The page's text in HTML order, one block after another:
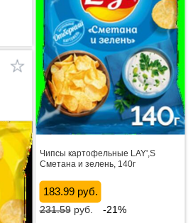
Чипсы картофельные LAY',S
Сметана и зелень, 140г
183.99 руб.
231.59руб. -21%